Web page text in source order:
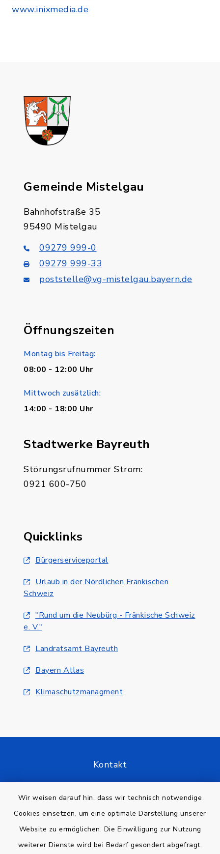
Wir weisen darauf hin, dass wir technisch notwendige
Cookies einsetzen, um eine optimale Darstellung unserer
Website zu ermöglichen. Die Einwilligung zur Nutzung
weiterer Dienste wird bei Bedarf gesondert abgefragt.
www.inixmedia.de
Gemeinde Mistelgau
Bahnhofstraße 35
95490 Mistelgau
09279 999-0
09279 999-33
poststelle@vg-mistelgau.bayern.de
Öffnungszeiten
Montag bis Freitag:
08:00 - 12:00 Uhr
Mittwoch zusätzlich:
14:00 - 18:00 Uhr
Stadtwerke Bayreuth
Störungsrufnummer Strom:
0921 600-750
Quicklinks
Bürgerserviceportal
Urlaub in der Nördlichen Fränkischen
Schweiz
"Rund um die Neubürg - Fränkische Schweiz
e. V."
Landratsamt Bayreuth
Bayern Atlas
Klimaschutzmanagment
Kontakt
Datenschutz
Impressum